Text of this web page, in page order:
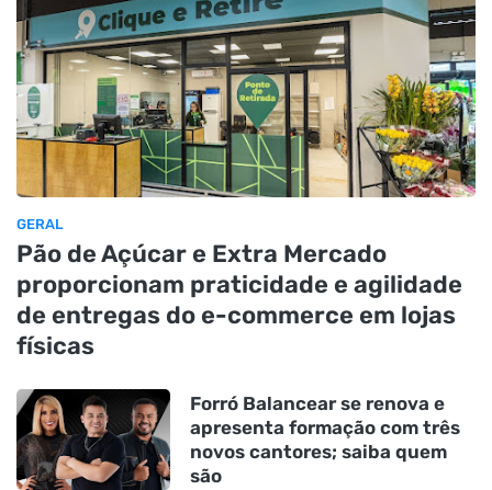
GERAL
Pão de Açúcar e Extra Mercado
proporcionam praticidade e agilidade
de entregas do e-commerce em lojas
físicas
Forró Balancear se renova e
apresenta formação com três
novos cantores; saiba quem
são